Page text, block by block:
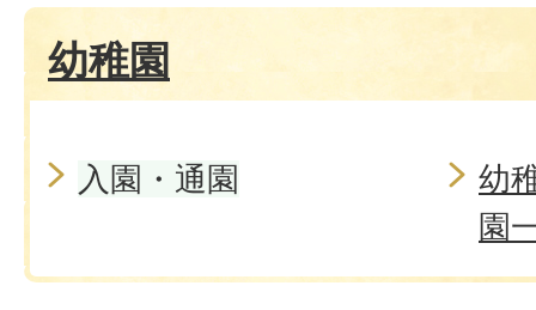
幼稚園
入園・通園
幼
園